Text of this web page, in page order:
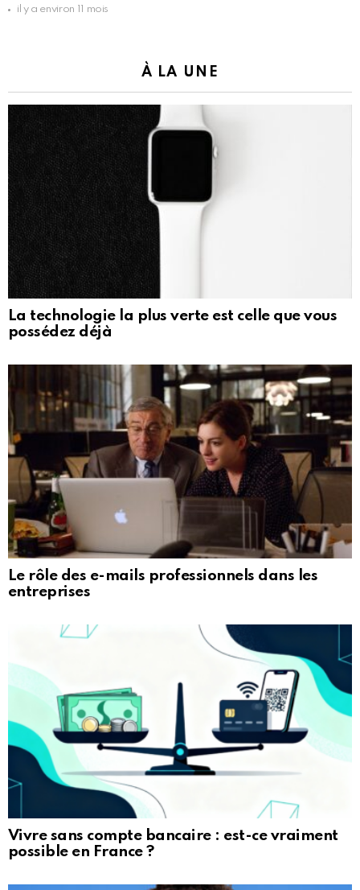
il y a environ 11 mois
À LA UNE
La technologie la plus verte est celle que vous
possédez déjà
Le rôle des e-mails professionnels dans les
entreprises
Vivre sans compte bancaire : est-ce vraiment
possible en France ?